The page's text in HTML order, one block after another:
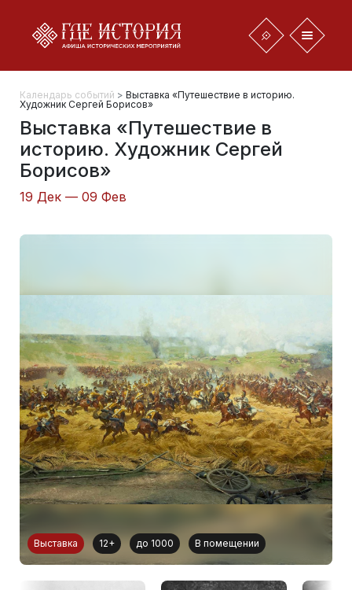
Календарь событий > Выставка «Путешествие в историю.
Художник Сергей Борисов»
Выставка «Путешествие в
историю. Художник Сергей
Борисов»
19 Дек — 09 Фев
Выставка 12+ до 1000 В помещении